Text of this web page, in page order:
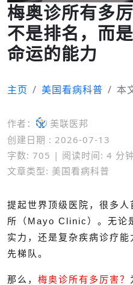
梅奥诊所有多
不是排名，而
命运的能力
主页 美国看病科普 本
作者：
美联医邦
创建日期 : 2026-07-13
字数: 705 | 阅读时间: 4 分钟
文章类型: 美国看病科普
提起世界顶级医院，很多人
所（Mayo Clinic） 。无论
实力，还是复杂疾病诊疗
先梯队。
那么， 梅奥诊所有多厉害？